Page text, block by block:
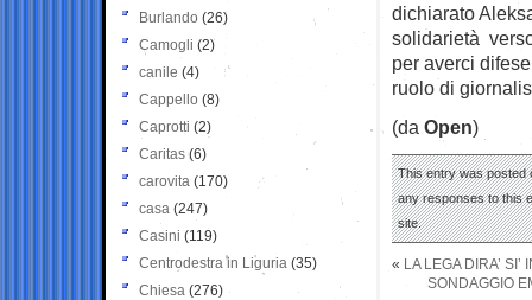
dichiarato
solidarietà
per averci
ruolo di
(da Open)
This entry was posted
any responses to this
site.
« LA LEGA DIRA’
SONDAGGIO
Burlando (26)
Camogli (2)
canile (4)
Cappello (8)
Caprotti (2)
Caritas (6)
carovita (170)
casa (247)
Casini (119)
Centrodestra in Liguria (35)
Chiesa (276)